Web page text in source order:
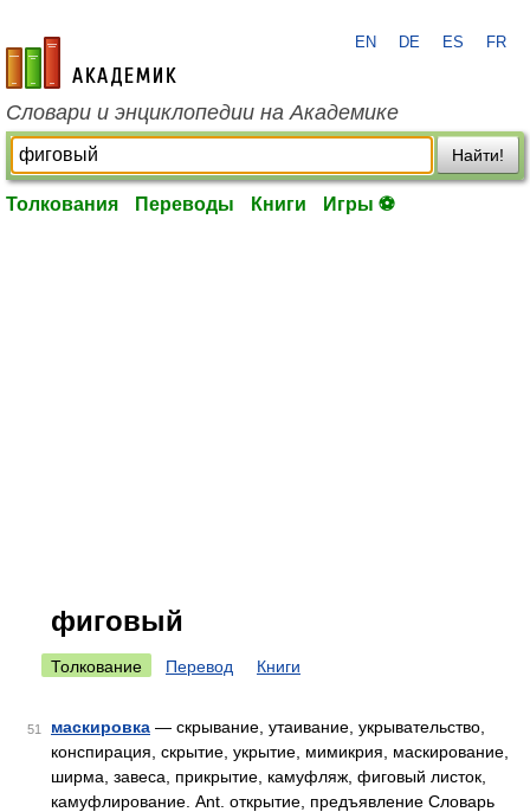
academic.ru
EN DE ES FR
Словари и энциклопедии на Академике
Найти!
Толкования Переводы Книги Игры ⚽
фиговый
Толкование Перевод Книги
51 маскировка — скрывание, утаивание, укрывательство,
конспирация, скрытие, укрытие, мимикрия, маскирование,
ширма, завеса, прикрытие, камуфляж, фиговый листок,
камуфлирование. Ant. открытие, предъявление Словарь